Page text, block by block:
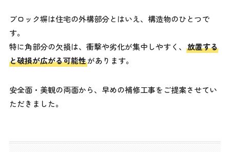
ブロック塀は住宅の外構部分とはいえ、構造物のひとつで
す。
特に角部分の欠損は、衝撃や劣化が集中しやすく、 放置する
と破損が広がる可能性があります。
安全面・美観の両面から、早めの補修工事をご提案させてい
ただきました。